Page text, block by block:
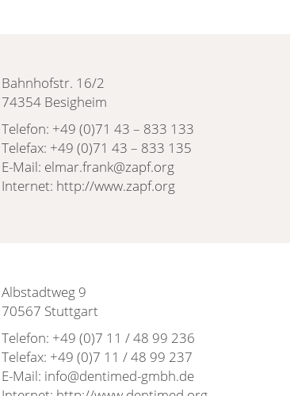
Bahnhofstr. 16/2
74354 Besigheim
Telefon: +49 (0)71 43 – 833 133
Telefax: +49 (0)71 43 – 833 135
E-Mail: elmar.frank@zapf.org
Internet: http://www.zapf.org
Albstadtweg 9
70567 Stuttgart
Telefon: +49 (0)7 11 / 48 99 236
Telefax: +49 (0)7 11 / 48 99 237
E-Mail: info@dentimed-gmbh.de